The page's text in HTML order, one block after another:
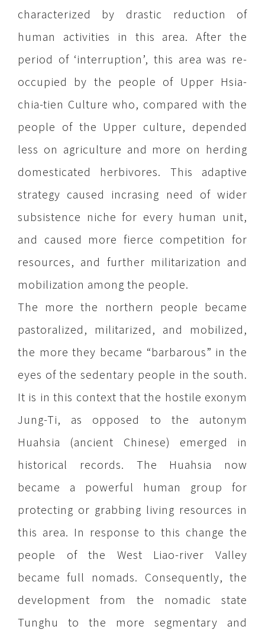
characterized by drastic reduction of
human activities in this area. After the
period of ‘interruption’, this area was re-
occupied by the people of Upper Hsia-
chia-tien Culture who, compared with the
people of the Upper culture, depended
less on agriculture and more on herding
domesticated herbivores. This adaptive
strategy caused incrasing need of wider
subsistence niche for every human unit,
and caused more fierce competition for
resources, and further militarization and
mobilization among the people.
The more the northern people became
pastoralized, militarized, and mobilized,
the more they became “barbarous” in the
eyes of the sedentary people in the south.
It is in this context that the hostile exonym
Jung-Ti, as opposed to the autonym
Huahsia (ancient Chinese) emerged in
historical records. The Huahsia now
became a powerful human group for
protecting or grabbing living resources in
this area. In response to this change the
people of the West Liao-river Valley
became full nomads. Consequently, the
development from the nomadic state
Tunghu to the more segmentary and